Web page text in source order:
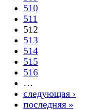
510
511
512
513
514
515
516
…
следующая ›
последняя »